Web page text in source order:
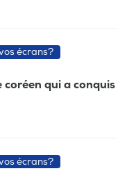
écrans?
qui a conquis
écrans?